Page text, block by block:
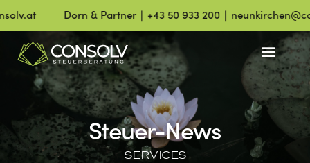
Dorn & Partner ∣ +43 50 933 200 ∣
Steuer-News
SERVICES